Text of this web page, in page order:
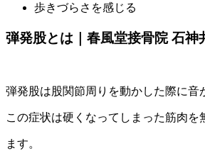
歩きづらさを感じる
弾発股とは｜春風堂接骨院 石神
弾発股は股関節周りを動かした際に音
この症状は硬くなってしまった筋肉
ます。